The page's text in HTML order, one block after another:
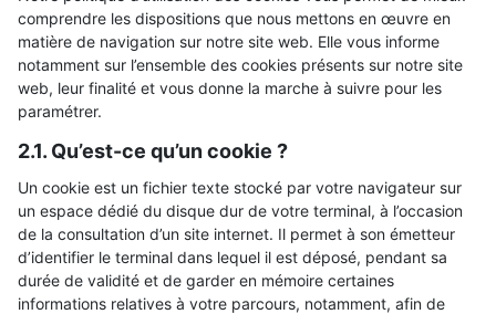
comprendre les dispositions que nous mettons en œuvre en
matière de navigation sur notre site web. Elle vous informe
notamment sur l’ensemble des cookies présents sur notre site
web, leur finalité et vous donne la marche à suivre pour les
paramétrer.
2.1. Qu’est-ce qu’un cookie ?
Un cookie est un fichier texte stocké par votre navigateur sur
un espace dédié du disque dur de votre terminal, à l’occasion
de la consultation d’un site internet. Il permet à son émetteur
d’identifier le terminal dans lequel il est déposé, pendant sa
durée de validité et de garder en mémoire certaines
informations relatives à votre parcours, notamment, afin de